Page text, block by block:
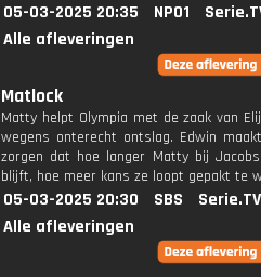
05-03-2025 20:35 NPO1
Alle afleveringen
Matlock
Matty helpt Olympia met de zaak van
wegens onterecht ontslag. Edwin
zorgen dat hoe langer Matty bij
blijft, hoe meer kans ze loopt gepakt te
05-03-2025 20:30 SBS
Serie.TV
Alle afleveringen